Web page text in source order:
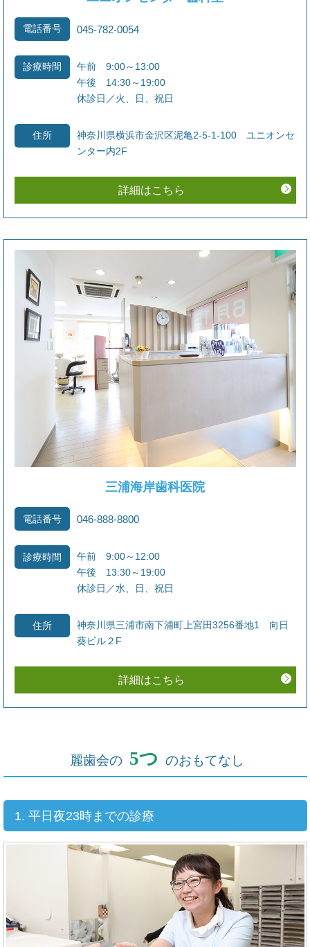
で通りの運用となります。どうぞよろしくお願い
致します。
2026.03.04
４月より
Dr髙梨 火 １３：３０～１７：００頃
○エルダー西鎌倉
Dr緒方 火 ９：００～１２：００
引き続きDr横井は
月、金 ９：００～１２：００
○こもれび
〃 １３：３０～１７：００
○ふるさと
毎週、以上の曜日は、施設訪問の為、院内不在と
なります。
ご迷惑をおかけいたしますが、よろしくお願い致
電話番号 045-782-0054
診療時間
午前 9:00～13:00
午後 14:30～19:00
休診日／火、日、祝日
住所
神奈川県横浜市金沢区泥亀2-5-1-100 ユニオンセ
ンター内2F
詳細はこちら
三浦海岸歯科医院
電話番号 046-888-8800
診療時間
午前 9:00～12:00
午後 13:30～19:00
休診日／水、日、祝日
住所
神奈川県三浦市南下浦町上宮田3256番地1 向日
葵ビル２F
詳細はこちら
麗歯会の 5つ のおもてなし
1. 平日夜23時までの診療